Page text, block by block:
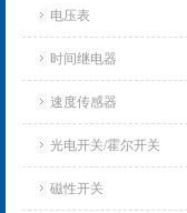
电压表
时间继电器
速度传感器
光电开关/霍尔开关
磁性开关